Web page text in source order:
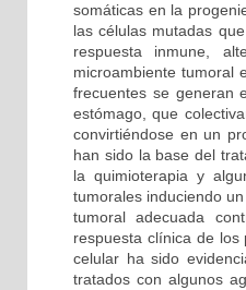
somáticas en la
las células mutadas
respuesta inmune,
microambiente tumoral
frecuentes se generan
estómago, que
convirtiéndose en un
han sido la base del
la quimioterapia y
tumorales induciendo
tumoral adecuada
respuesta clínica de
celular ha sido
tratados con algunos